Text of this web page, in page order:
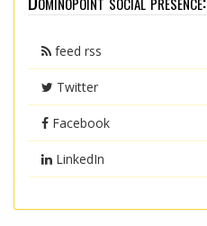
feed rss
Twitter
Facebook
LinkedIn